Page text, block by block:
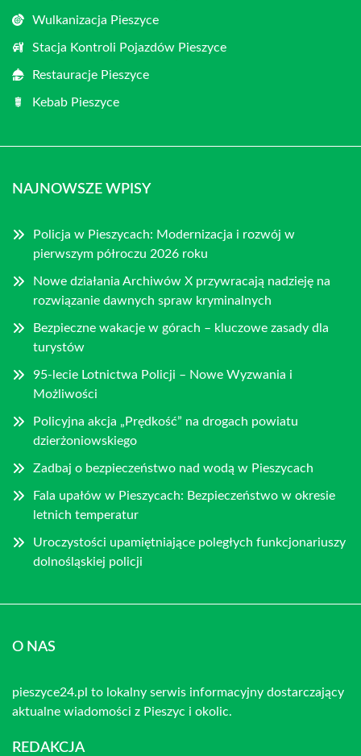
Wulkanizacja Pieszyce
Stacja Kontroli Pojazdów Pieszyce
Restauracje Pieszyce
Kebab Pieszyce
NAJNOWSZE WPISY
Policja w Pieszycach: Modernizacja i rozwój w
pierwszym półroczu 2026 roku
Nowe działania Archiwów X przywracają nadzieję na
rozwiązanie dawnych spraw kryminalnych
Bezpieczne wakacje w górach – kluczowe zasady dla
turystów
95-lecie Lotnictwa Policji – Nowe Wyzwania i
Możliwości
Policyjna akcja „Prędkość” na drogach powiatu
dzierżoniowskiego
Zadbaj o bezpieczeństwo nad wodą w Pieszycach
Fala upałów w Pieszycach: Bezpieczeństwo w okresie
letnich temperatur
Uroczystości upamiętniające poległych funkcjonariuszy
dolnośląskiej policji
O NAS
pieszyce24.pl to lokalny serwis informacyjny dostarczający
aktualne wiadomości z Pieszyc i okolic.
REDAKCJA